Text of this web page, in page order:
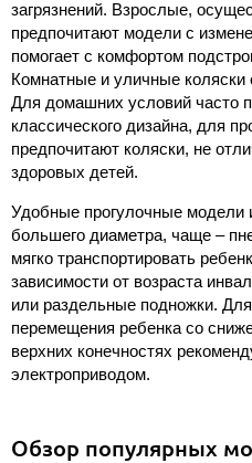
загрязнений. Взрослые,
предпочитают модели с
помогает с комфортом
Комнатные и уличные
Для домашних условий часто
классического дизайна, для
предпочитают коляски, не
здоровых детей.
Удобные прогулочные модели
большего диаметра, чаще –
мягко транспортировать
зависимости от возраста
или раздельные подножки.
перемещения ребенка со
верхних конечностях
электроприводом.
Обзор популярных